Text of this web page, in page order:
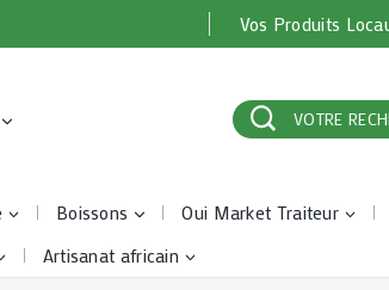
Vos Produits
VOTRE
Boissons Oui Market Traiteur
Artisanat africain